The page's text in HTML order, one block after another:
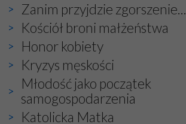
Zanim przyjdzie zgorszenie...
Kościół broni małżeństwa
Honor kobiety
Kryzys męskości
Młodość jako początek
samogospodarzenia
Katolicka Matka